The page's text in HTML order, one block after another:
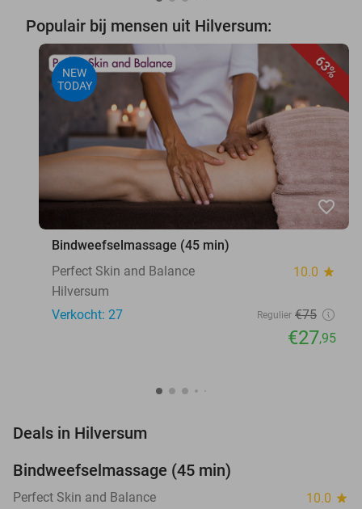
Populair bij mensen uit Hilversum:
63%
NEW
TODAY
favorite_border
Bindweefselmassage (45 min)
Perfect Skin and Balance
10.0 star
Hilversum
Verkocht: 27
Regulier €75
€27,95
Deals in Hilversum
TODAY
Bindweefselmassage (45 min)
Perfect Skin and Balance 10.0 star